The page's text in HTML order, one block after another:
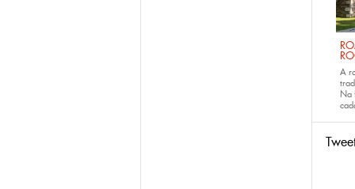
A
Na